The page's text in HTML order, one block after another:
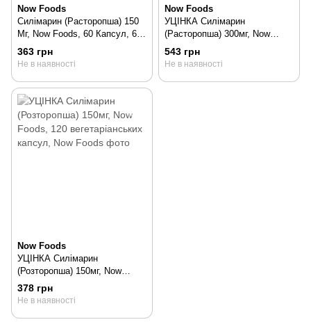
Now Foods
Силімарин (Расторопша) 150
Мг, Now Foods, 60 Капсул, 60
шт
363 грн
Не в наявності
Now Foods
УЦІНКА Силімарин
(Расторопша) 300мг, Now
Foods, 100 вегетаріанських
капсул, 100 шт
543 грн
Не в наявності
Now Foods
УЦІНКА Силімарин
(Розторопша) 150мг, Now
Foods, 120 вегетаріанських
капсул, 120 шт
378 грн
Не в наявності